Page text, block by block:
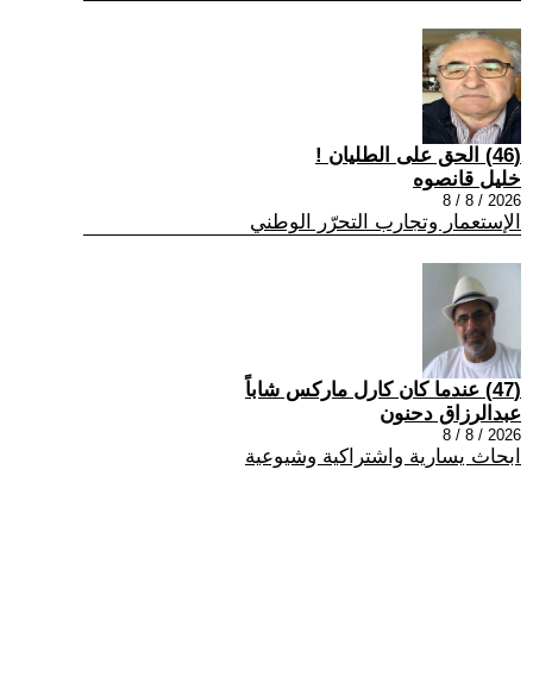
(46) الحق على الطليان !
خليل قانصوه
2026 / 8 / 8
الإستعمار وتجارب التحرّر الوطني
(47) عندما كان كارل ماركس شاباً
عبدالرزاق دحنون
2026 / 8 / 8
ابحاث يسارية واشتراكية وشيوعية